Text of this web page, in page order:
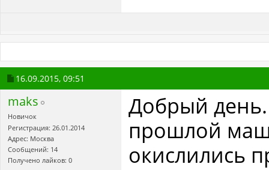
16.09.2015, 09:51
maks
Новичок
Регистрация: 26.01.2014
Адрес: Москва
Сообщений: 14
Получено лайков: 0
Добрый
прошлой
окислились